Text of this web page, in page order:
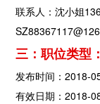
联系人：沈小姐
三：职位类型
发布时间：2018-
有效日期：2018-